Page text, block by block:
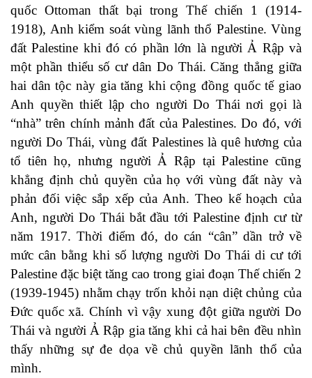
quốc Ottoman thất bại trong Thế chiến 1 (1914-
1918), Anh kiểm soát vùng lãnh thổ Palestine. Vùng
đất Palestine khi đó có phần lớn là người Ả Rập và
một phần thiểu số cư dân Do Thái. Căng thẳng giữa
hai dân tộc này gia tăng khi cộng đồng quốc tế giao
Anh quyền thiết lập cho người Do Thái nơi gọi là
“nhà” trên chính mảnh đất của Palestines. Do đó, với
người Do Thái, vùng đất Palestines là quê hương của
tổ tiên họ, nhưng người Ả Rập tại Palestine cũng
khẳng định chủ quyền của họ với vùng đất này và
phản đối việc sắp xếp của Anh. Theo kế hoạch của
Anh, người Do Thái bắt đầu tới Palestine định cư từ
năm 1917. Thời điểm đó, do cán “cân” dần trở về
mức cân bằng khi số lượng người Do Thái di cư tới
Palestine đặc biệt tăng cao trong giai đoạn Thế chiến 2
(1939-1945) nhằm chạy trốn khỏi nạn diệt chủng của
Đức quốc xã. Chính vì vậy xung đột giữa người Do
Thái và người Ả Rập gia tăng khi cả hai bên đều nhìn
thấy những sự đe dọa về chủ quyền lãnh thổ của
mình.